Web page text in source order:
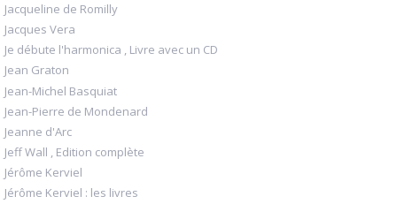
Jacqueline de Romilly
Jacques Vera
Je débute l'harmonica , Livre avec un CD
Jean Graton
Jean-Michel Basquiat
Jean-Pierre de Mondenard
Jeanne d'Arc
Jeff Wall , Edition complète
Jérôme Kerviel
Jérôme Kerviel : les livres